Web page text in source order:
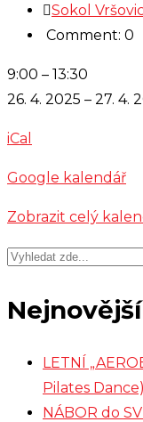
Sokol
Comment: 0
krasobruslaři
-
příprava
9:00 – 13:30
26. 4. 2025 – 27. 4.
iCal
Google kalendář
Zobrazit celý
LETNÍ
Pilates
NÁBOR do